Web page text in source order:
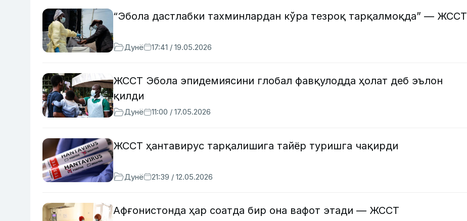
“Эбола дастлабки тахминлардан кўра тезроқ тарқалмоқда” — ЖССТ
Дунё 17:41 / 19.05.2026
ЖССТ Эбола эпидемиясини глобал фавқулодда ҳолат деб эълон
қилди
Дунё 11:00 / 17.05.2026
ЖССТ ҳантавирус тарқалишига тайёр туришга чақирди
Дунё 21:39 / 12.05.2026
Афғонистонда ҳар соатда бир она вафот этади — ЖССТ